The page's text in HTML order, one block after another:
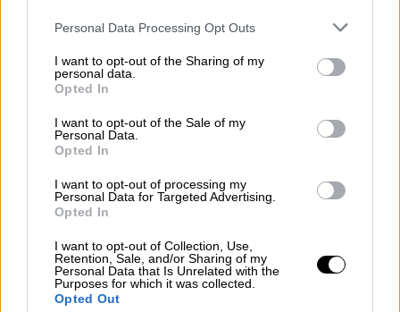
Please note that this website/app uses one or more Google
not limited to your visit or usage behaviour. You may click to
grant or deny consent to Google and its third-party tags to
use your data for below specified purposes in below Google
consent section.
Personal Data Processing Opt Outs
I want to opt-out of the Sharing of my
personal data.
Opted In
I want to opt-out of the Sale of my
Personal Data.
Opted In
I want to opt-out of processing my
Personal Data for Targeted Advertising.
Opted In
I want to opt-out of Collection, Use,
Retention, Sale, and/or Sharing of my
Personal Data that Is Unrelated with the
Purposes for which it was collected.
Opted Out
αποικίες βακτηρίων λεγιονέλλας ανά λίτρο,
το οποίο είναι το κατώτατο όριο
θετικότητας. Με βάση το τελευταίο
κάποιος ιδιαίτερος λόγος ανησυχίας,
ωστόσο, οι αρμόδιες δημόσιες υπηρεσίες θα
πρέπει να βρίσκονται σεεγρήγορση
, ενώ από
την πλευρά τους οι διαχειριστές των
τουριστικών καταλυμάτων θα πρέπει να
λαμβάνουν τααπαραίτητα μέτρα ασφαλείας
Νόσησε Βρετανίδα τουρίστρια